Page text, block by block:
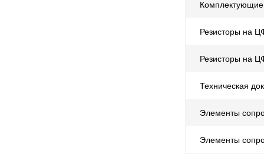
Комплектующие
Резисторы на
Резисторы на
Техническая
Элементы
Элементы